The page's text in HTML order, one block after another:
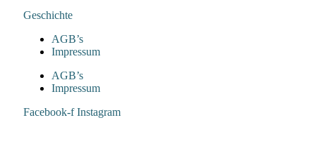
Geschichte
AGB’s
Impressum
AGB’s
Impressum
Facebook-f Instagram